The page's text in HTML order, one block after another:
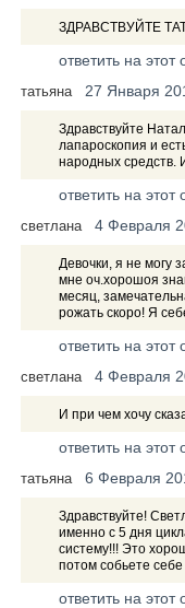
ЗДРАВСТВУЙТЕ
ответить на этот
татьяна 27 Января
Здравствуйте
лапароскопия и
народных средств.
ответить на этот
светлана 4 Февраля
Девочки, я не могу
мне оч.хорошоя
месяц,
рожать скоро! Я
ответить на этот
светлана 4 Февраля
И при чем хочу
ответить на этот
татьяна 6 Февраля
Здравствуйте!
именно с 5 дня
систему!!! Это
потом собьете
ответить на этот